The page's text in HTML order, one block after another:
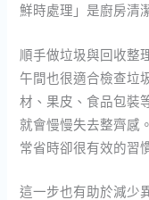
鮮時處理」是廚房清
順手做垃圾與回收整
午間也很適合檢查垃
材、果皮、食品包裝
就會慢慢失去整齊感
常省時卻很有效的習
這一步也有助於減少